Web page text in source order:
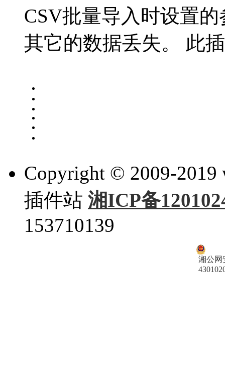
CSV批量导入时设置
其它的数据丢失。 此
Copyright © 2009-2019
插件站 湘ICP备
153710139
湘公网